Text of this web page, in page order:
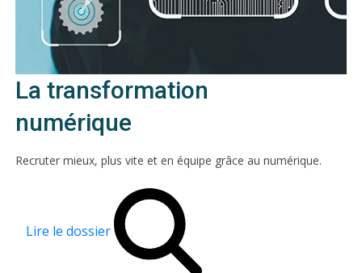
La transformation
numérique
Recruter mieux, plus vite et en équipe grâce au numérique.
Lire le dossier